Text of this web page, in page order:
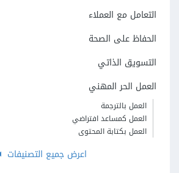
التعامل مع العملاء
الحفاظ على الصحة
التسويق الذاتي
العمل الحر المهني
العمل بالترجمة
العمل كمساعد افتراضي
العمل بكتابة المحتوى
اعرض جميع التصنيفات